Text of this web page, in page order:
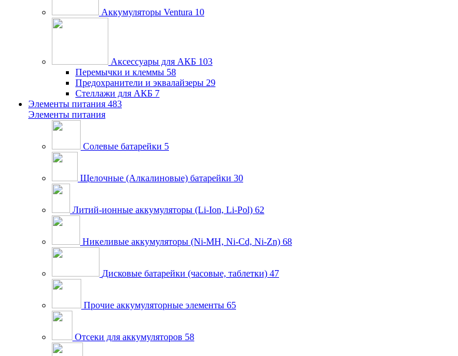
Аккумуляторы Ventura 10
Аксессуары для АКБ 103
Перемычки и клеммы 58
Предохранители и эквалайзеры 29
Стеллажи для АКБ 7
Элементы питания 483
Элементы питания
Солевые батарейки 5
Щелочные (Алкалиновые) батарейки 30
Литий-ионные аккумуляторы (Li-Ion, Li-Pol) 62
Никеливые аккумуляторы (Ni-MH, Ni-Cd, Ni-Zn) 68
Дисковые батарейки (часовые, таблетки) 47
Прочие аккумуляторные элементы 65
Отсеки для аккумуляторов 58